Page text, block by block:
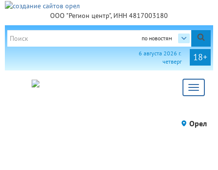
ООО "Регион центр", ИНН 4817003180
по новостям
18+
6 августа 2026 г.
четверг
Toggle
Орел